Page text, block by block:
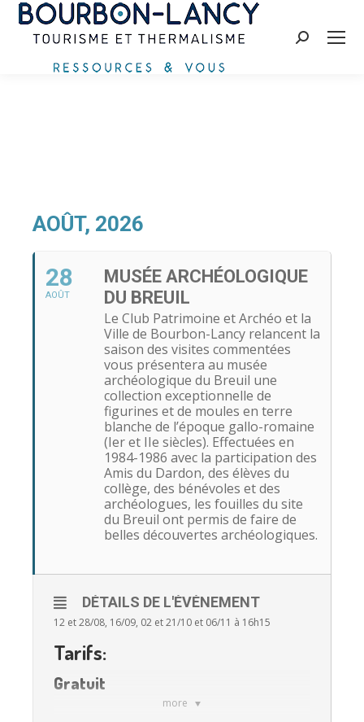
Recherche
AOÛT, 2026
28
AOÛT
MUSÉE ARCHÉOLOGIQUE
DU BREUIL
Le Club Patrimoine et Archéo et la
Ville de Bourbon-Lancy relancent la
saison des visites commentées
vous présentera au musée
archéologique du Breuil une
collection exceptionnelle de
figurines et de moules en terre
blanche de l’époque gallo-romaine
(Ier et IIe siècles). Effectuées en
1984-1986 avec la participation des
Amis du Dardon, des élèves du
collège, des bénévoles et des
archéologues, les fouilles du site
du Breuil ont permis de faire de
belles découvertes archéologiques.
more
DÉTAILS DE L'ÉVÉNEMENT
12 et 28/08, 16/09, 02 et 21/10 et 06/11 à 16h15
Tarifs:
Gratuit